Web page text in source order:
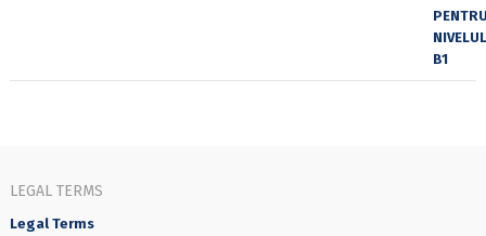
LEGAL TERMS
Legal Terms